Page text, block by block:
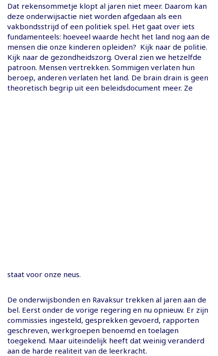
Dat rekensommetje klopt al jaren niet meer. Daarom kan
deze onderwijsactie niet worden afgedaan als een
vakbondsstrijd of een politiek spel. Het gaat over iets
fundamenteels: hoeveel waarde hecht het land nog aan de
mensen die onze kinderen opleiden? Kijk naar de politie.
Kijk naar de gezondheidszorg. Overal zien we hetzelfde
patroon. Mensen vertrekken. Sommigen verlaten hun
beroep, anderen verlaten het land. De brain drain is geen
theoretisch begrip uit een beleidsdocument meer. Ze
staat voor onze neus.
De onderwijsbonden en Ravaksur trekken al jaren aan de
bel. Eerst onder de vorige regering en nu opnieuw. Er zijn
commissies ingesteld, gesprekken gevoerd, rapporten
geschreven, werkgroepen benoemd en toelagen
toegekend. Maar uiteindelijk heeft dat weinig veranderd
aan de harde realiteit van de leerkracht.